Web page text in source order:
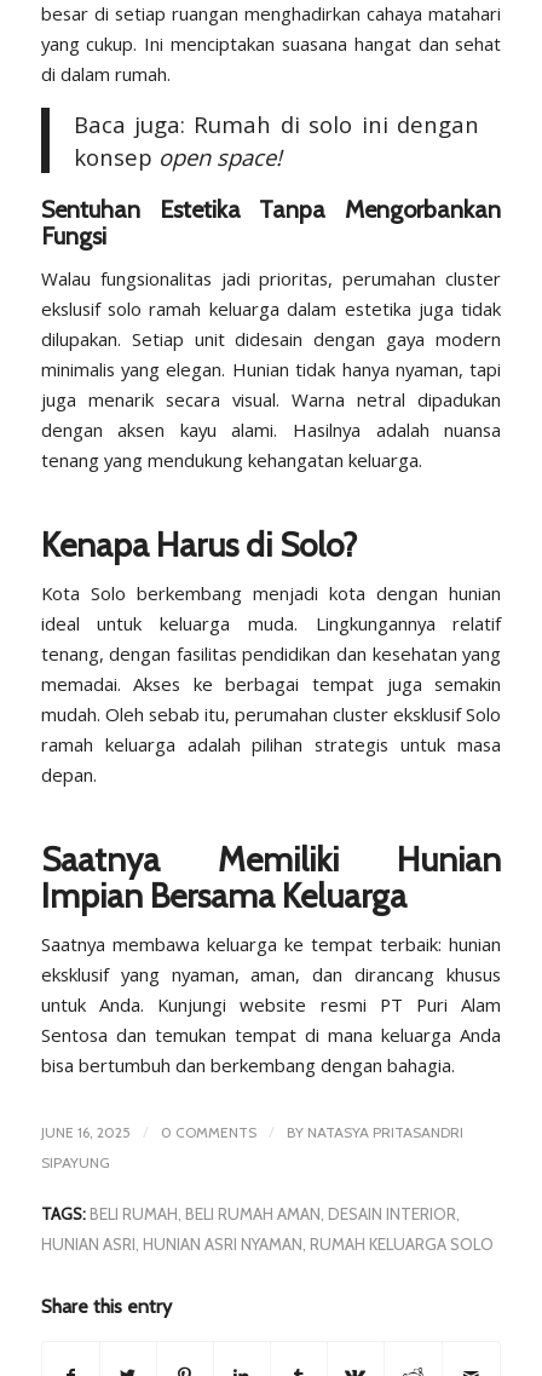
besar di setiap ruangan menghadirkan cahaya matahari
yang cukup. Ini menciptakan suasana hangat dan sehat
di dalam rumah.
Baca juga: Rumah di solo ini dengan
konsep open space!
Sentuhan Estetika Tanpa Mengorbankan
Fungsi
Walau fungsionalitas jadi prioritas, perumahan cluster
ekslusif solo ramah keluarga dalam estetika juga tidak
dilupakan. Setiap unit didesain dengan gaya modern
minimalis yang elegan. Hunian tidak hanya nyaman, tapi
juga menarik secara visual. Warna netral dipadukan
dengan aksen kayu alami. Hasilnya adalah nuansa
tenang yang mendukung kehangatan keluarga.
Kenapa Harus di Solo?
Kota Solo berkembang menjadi kota dengan hunian
ideal untuk keluarga muda. Lingkungannya relatif
tenang, dengan fasilitas pendidikan dan kesehatan yang
memadai. Akses ke berbagai tempat juga semakin
mudah. Oleh sebab itu, perumahan cluster eksklusif Solo
ramah keluarga adalah pilihan strategis untuk masa
depan.
Saatnya Memiliki Hunian
Impian Bersama Keluarga
Saatnya membawa keluarga ke tempat terbaik: hunian
eksklusif yang nyaman, aman, dan dirancang khusus
untuk Anda. Kunjungi website resmi PT Puri Alam
Sentosa dan temukan tempat di mana keluarga Anda
bisa bertumbuh dan berkembang dengan bahagia.
JUNE 16, 2025 / 0 COMMENTS / BY NATASYA PRITASANDRI
SIPAYUNG
TAGS: BELI RUMAH BELI RUMAH AMAN DESAIN INTERIOR
HUNIAN ASRI HUNIAN ASRI NYAMAN RUMAH KELUARGA SOLO
Share this entry